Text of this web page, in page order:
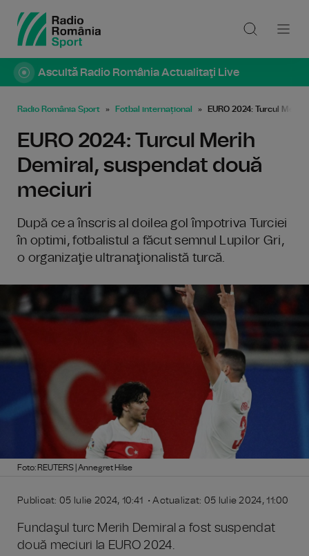
Ascultă Radio România Actualitaţi Live
Radio România Sport Fotbal internațional EURO 2024: Turcul
EURO 2024: Turcul Merih
Demiral, suspendat două
meciuri
După ce a înscris al doilea gol împotriva Turciei
în optimi, fotbalistul a făcut semnul Lupilor Gri,
o organizaţie ultranaţionalistă turcă.
Foto: REUTERS | Annegret Hilse
Publicat: 05 Iulie 2024, 10:41 • Actualizat: 05 Iulie 2024, 11:00
Fundaşul turc Merih Demiral a fost suspendat
două meciuri la EURO 2024.